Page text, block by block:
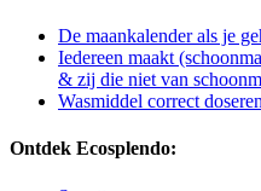
De maankalender als je
Iedereen maakt
& zij die niet van
Wasmiddel correct doseren
Ontdek Ecosplendo: